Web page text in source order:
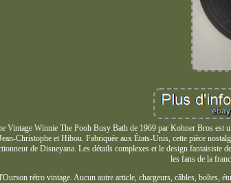
Vintage Winnie The Pooh Busy Bath de 1969 par Kohner Bros est
Christophe et Hibou. Fabriquée aux États-Unis, cette pièce
de Disneyana. Les détails complexes et le design fantaisiste
les fans de la
rétro vintage. Aucun autre article, chargeurs, câbles, boîtes,